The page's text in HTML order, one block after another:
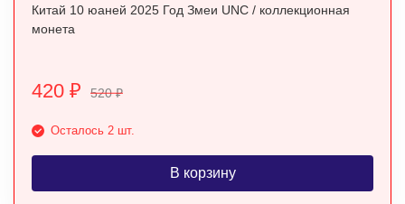
Китай 10 юаней 2025 Год Змеи UNC / коллекционная
монета
420 ₽ 520₽
Осталось 2 шт.
В корзину